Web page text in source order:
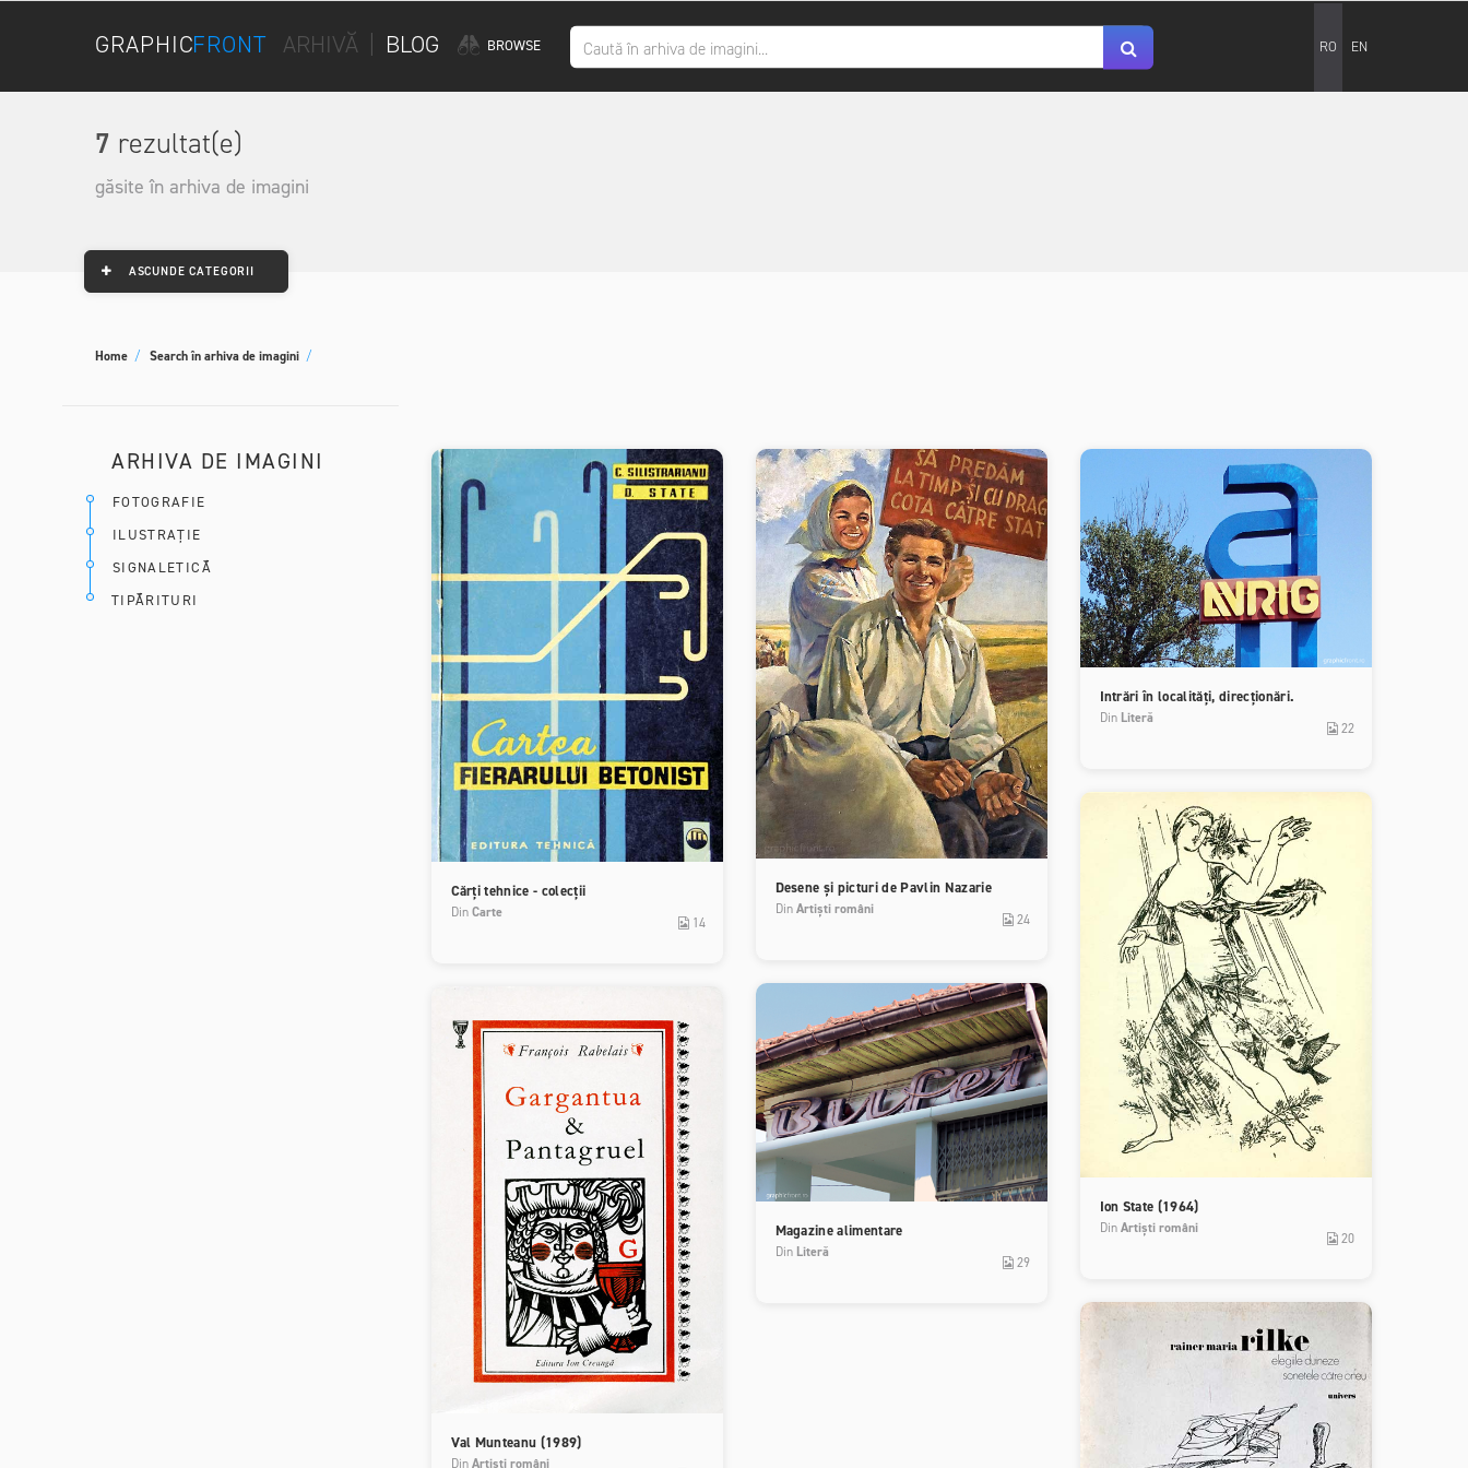
GRAPHICFRONT ARHIVĂ BLOG BROWSE RO EN
7 rezultat(e)
găsite în arhiva de imagini
ASCUNDE CATEGORII
Home / Search în arhiva de imagini /
ARHIVA DE IMAGINI
FOTOGRAFIE
ILUSTRAȚIE
SIGNALETICĂ
TIPĂRITURI
Cărți tehnice - colecții
DinCarte
14
Desene și picturi de Pavlin Nazarie
DinArtiști români
24
Intrări în localități, direcționări.
Din Literă
22
Ion State (1964)
DinArtiști români
20
Magazine alimentare
Din Literă
29
Val Munteanu (1989)
DinArtiști români